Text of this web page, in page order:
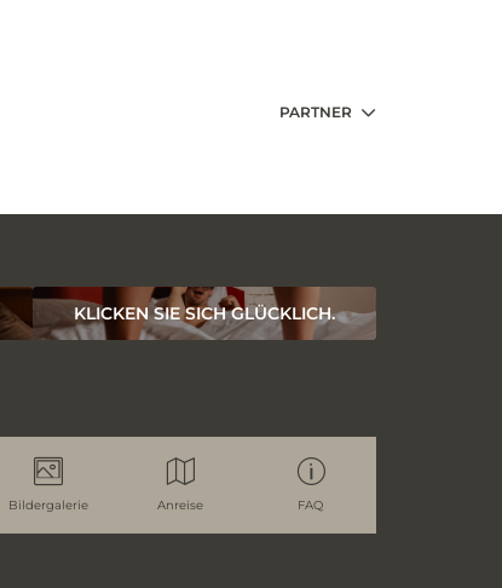
PARTNER
KLICKEN SIE SICH GLÜCKLICH.
Bildergalerie Anreise FAQ